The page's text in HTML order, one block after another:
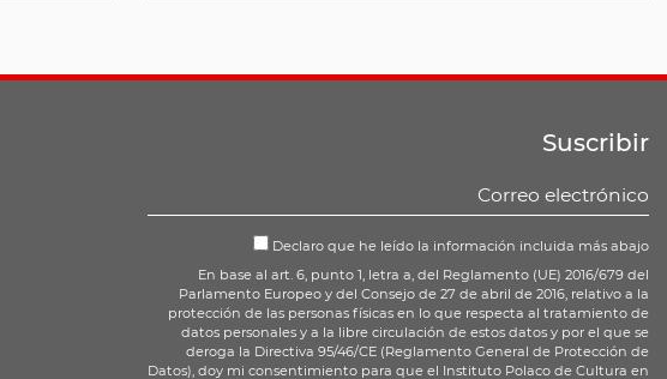
Suscribir
Declaro que he leído la información incluida más abajo
En base al art. 6, punto 1, letra a, del Reglamento (UE) 2016/679 del
Parlamento Europeo y del Consejo de 27 de abril de 2016, relativo a la
protección de las personas físicas en lo que respecta al tratamiento de
datos personales y a la libre circulación de estos datos y por el que se
deroga la Directiva 95/46/CE (Reglamento General de Protección de
Datos), doy mi consentimiento para que el Instituto Polaco de Cultura en